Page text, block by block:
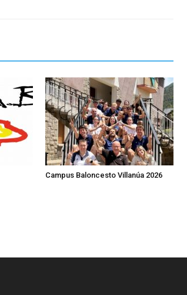
Campus Baloncesto Villanúa 2026